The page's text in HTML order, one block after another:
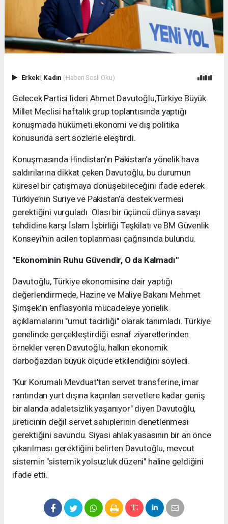
Erkek| Kadın (Haberi Sesli Oku)
Gelecek Partisi lideri Ahmet Davutoğlu,Türkiye Büyük
Millet Meclisi haftalık grup toplantısında yaptığı
konuşmada hükümeti ekonomi ve dış politika
konusunda sert sözlerle eleştirdi.
Konuşmasında Hindistan’ın Pakistan’a yönelik hava
saldırılarına dikkat çeken Davutoğlu, bu durumun
küresel bir çatışmaya dönüşebileceğini ifade ederek
Türkiye’nin Suriye ve Pakistan’a destek vermesi
gerektiğini vurguladı. Olası bir üçüncü dünya savaşı
tehdidine karşı İslam İşbirliği Teşkilatı ve BM Güvenlik
Konseyi’nin acilen toplanması çağrısında bulundu.
"Ekonominin Ruhu Güvendir, O da Kalmadı"
Davutoğlu, Türkiye ekonomisine dair yaptığı
değerlendirmede, Hazine ve Maliye Bakanı Mehmet
Şimşek’in enflasyonla mücadeleye yönelik
açıklamalarını "umut tacirliği" olarak tanımladı. Türkiye
genelinde gerçekleştirdiği esnaf ziyaretlerinden
örnekler veren Davutoğlu, halkın ekonomik
darboğazdan büyük ölçüde etkilendiğini söyledi.
"Kur Korumalı Mevduat'tan servet transferine, imar
rantından yurt dışına kaçırılan servetlere kadar geniş
bir alanda adaletsizlik yaşanıyor" diyen Davutoğlu,
üreticinin değil servet sahiplerinin denetlenmesi
gerektiğini savundu. Siyasi ahlak yasasının bir an önce
çıkarılması gerektiğini belirten Davutoğlu, mevcut
sistemin "sistemik yolsuzluk düzeni" haline geldiğini
ifade etti.